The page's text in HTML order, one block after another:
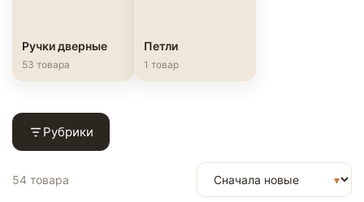
Ручки дверные
53 товара
Петли
1 товар
Рубрики
54 товара